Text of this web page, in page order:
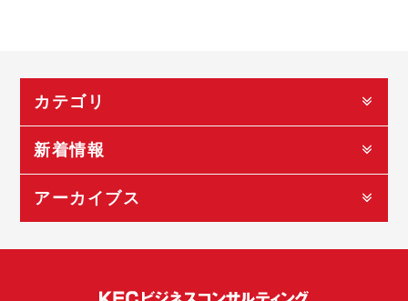
カテゴリ
新着情報
アーカイブス